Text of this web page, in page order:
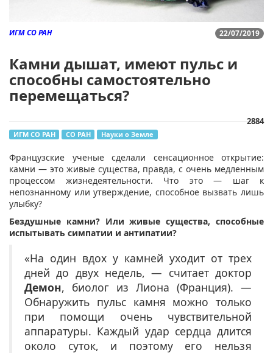
22/07/2019
ИГМ СО РАН
Камни дышат, имеют пульс и
способны самостоятельно
перемещаться?
2884
ИГМ СО РАН СО РАН Науки о Земле
​Французские ученые сделали сенсационное открытие:
камни — это живые существа, правда, с очень медленным
процессом жизнедеятельности. Что это — шаг к
непознанному или утверждение, способное вызвать лишь
улыбку?
Бездушные камни? Или живые существа, способные
испытывать симпатии и антипатии?
«На один вдох у камней уходит от трех
дней до двух недель, — считает доктор
Демон, биолог из Лиона (Франция). —
Обнаружить пульс камня можно только
при помощи очень чувствительной
аппаратуры. Каждый удар сердца длится
около суток, и поэтому его нельзя